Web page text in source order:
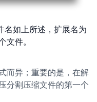
名如上所述，扩展名为
文件。
而异；重要的是，在解
分割压缩文件的第一个